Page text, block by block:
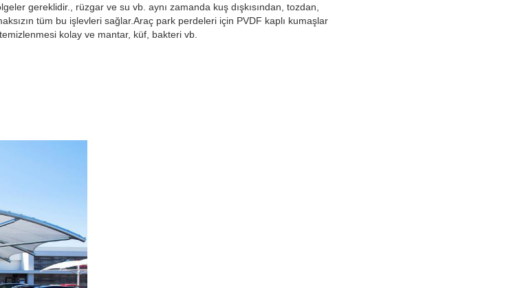
gereklidir., rüzgar ve su vb. aynı zamanda kuş dışkısından, tozdan,
tüm bu işlevleri sağlar.Araç park perdeleri için PVDF kaplı kumaşlar
kolay ve mantar, küf, bakteri vb.